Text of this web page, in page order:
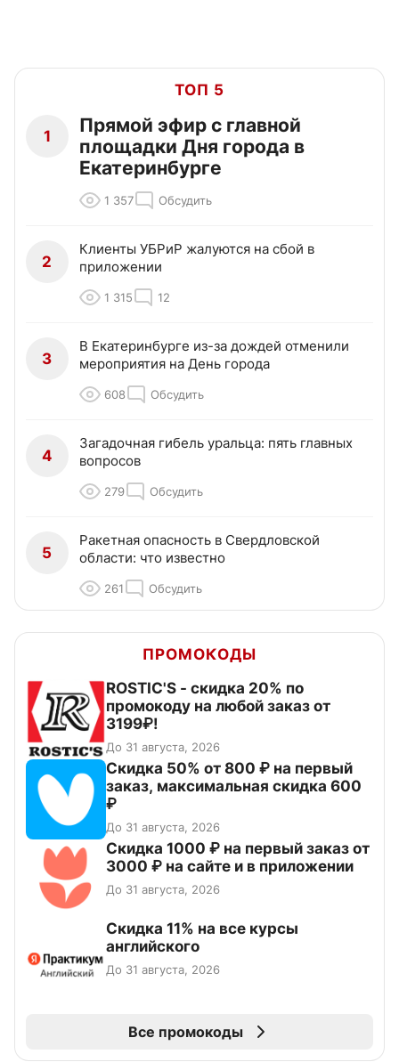
ТОП 5
1
Прямой эфир с главной
площадки Дня города в
Екатеринбурге
1 357 Обсудить
2
Клиенты УБРиР жалуются на сбой в
приложении
1 315 12
3
В Екатеринбурге из-за дождей отменили
мероприятия на День города
608 Обсудить
4
Загадочная гибель уральца: пять главных
вопросов
279 Обсудить
5
Ракетная опасность в Свердловской
области: что известно
261 Обсудить
ПРОМОКОДЫ
ROSTIC'S - скидка 20% по
промокоду на любой заказ от
3199₽!
До 31 августа, 2026
Скидка 50% от 800 ₽ на первый
заказ, максимальная скидка 600
₽
До 31 августа, 2026
Скидка 1000 ₽ на первый заказ от
3000 ₽ на сайте и в приложении
До 31 августа, 2026
Скидка 11% на все курсы
английского
До 31 августа, 2026
Все промокоды